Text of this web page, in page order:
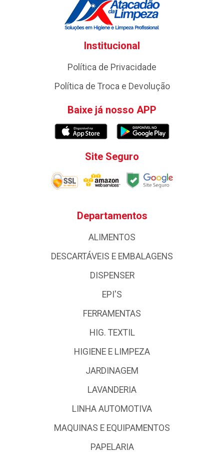
Institucional
Política de Privacidade
Política de Troca e Devolução
Baixe já nosso APP
Site Seguro
Departamentos
ALIMENTOS
DESCARTÁVEIS E EMBALAGENS
DISPENSER
EPI'S
FERRAMENTAS
HIG. TEXTIL
HIGIENE E LIMPEZA
JARDINAGEM
LAVANDERIA
LINHA AUTOMOTIVA
MAQUINAS E EQUIPAMENTOS
PAPELARIA